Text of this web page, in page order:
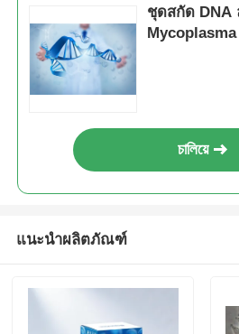
NGS แม็กเนตเคอร์
เซลล์เรียงลําดับ กระบอกแม่เหล็ก
การทำโปรตีนให้บริสุทธิ์ด้วยลูก
กระบอกแม่เหล็กที่ทํางานบนผิว
อุปกรณ์อัตโนมัติและอุปกรณ์ใช้
ชุดสกัด DNA
Mycoplasma
চালিয়ে
แนะนำผลิตภัณฑ์